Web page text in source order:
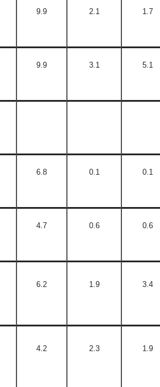
9.9 2.1 1.7
9.9 3.1 5.1
6.8 0.1 0.1
4.7 0.6 0.6
6.2 1.9 3.4
4.2 2.3 1.9